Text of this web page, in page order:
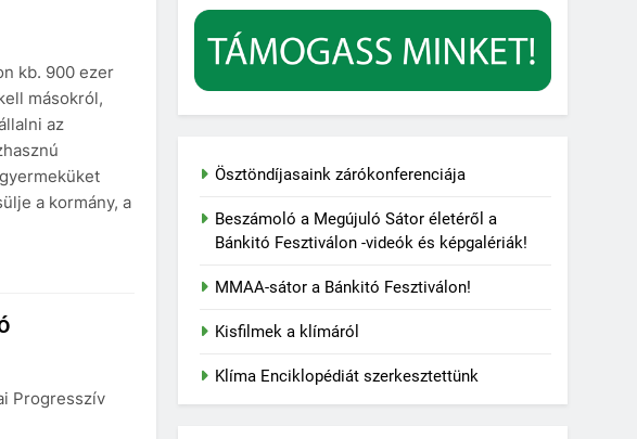
kb. 900 ezer
másokról,
az
a kormány, a
Progresszív
Ösztöndíjasaink zárókonferenciája
Beszámoló a Megújuló Sátor életéről a
Bánkitó Fesztiválon -videók és képgalériák!
MMAA-sátor a Bánkitó Fesztiválon!
Kisfilmek a klímáról
Klíma Enciklopédiát szerkesztettünk